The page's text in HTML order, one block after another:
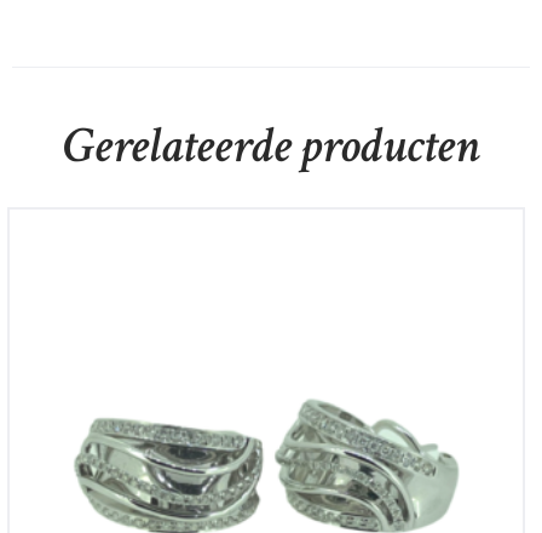
Gerelateerde producten